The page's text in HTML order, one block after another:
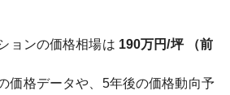
ョンの価格相場は 190万円/坪 （前
価格データや、5年後の価格動向予